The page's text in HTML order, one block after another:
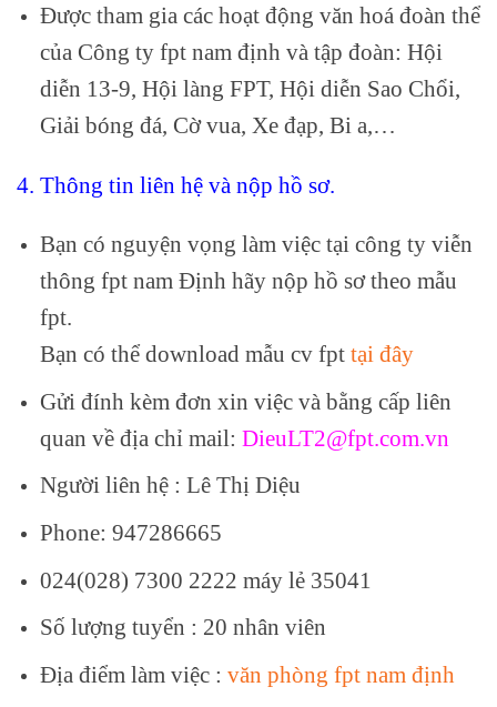
Được tham gia các hoạt động văn hoá đoàn thể
của Công ty fpt nam định và tập đoàn: Hội
diễn 13-9, Hội làng FPT, Hội diễn Sao Chổi,
Giải bóng đá, Cờ vua, Xe đạp, Bi a,…
4. Thông tin liên hệ và nộp hồ sơ.
Bạn có nguyện vọng làm việc tại công ty viễn
thông fpt nam Định hãy nộp hồ sơ theo mẫu
fpt.
Bạn có thể download mẫu cv fpt tại đây
Gửi đính kèm đơn xin việc và bằng cấp liên
quan về địa chỉ mail: DieuLT2@fpt.com.vn
Người liên hệ : Lê Thị Diệu
Phone: 947286665
024(028) 7300 2222 máy lẻ 35041
Số lượng tuyển : 20 nhân viên
Địa điểm làm việc : văn phòng fpt nam định